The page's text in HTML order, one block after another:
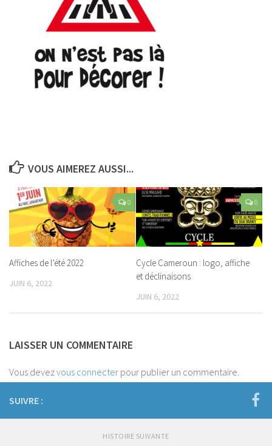
VOUS AIMEREZ AUSSI...
0
Affiches de l’été 2022
JUIN 6, 2022
0
Cycle Cameroun : logo, affiche
et déclinaisons
JUIN 6, 2022
LAISSER UN COMMENTAIRE
Vous devezvous connecter pour publier un commentaire.
SUIVRE :
HISTOIRE SUIVANTE